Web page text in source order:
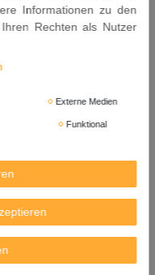
(Salz), gemahlene
E202,
Frijdastraat 14, 2288 EX
Informationen zu den
Rechten als Nutzer
Externe Medien
Funktional